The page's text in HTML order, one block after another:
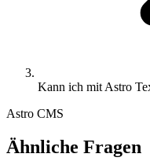
Kann ich mit Astro
Astro CMS
Ähnliche Fragen